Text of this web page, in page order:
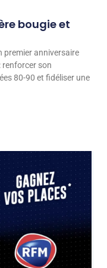
bougie et
premier anniversaire
renforcer son
80-90 et fidéliser une